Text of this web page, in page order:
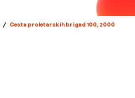
/ Cesta proletarskih brigad 100, 2000